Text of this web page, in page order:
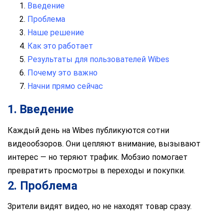
Введение
Проблема
Наше решение
Как это работает
Результаты для пользователей Wibes
Почему это важно
Начни прямо сейчас
1. Введение
Каждый день на Wibes публикуются сотни
видеообзоров. Они цепляют внимание, вызывают
интерес — но теряют трафик. Мобзио помогает
превратить просмотры в переходы и покупки.
2. Проблема
Зрители видят видео, но не находят товар сразу.